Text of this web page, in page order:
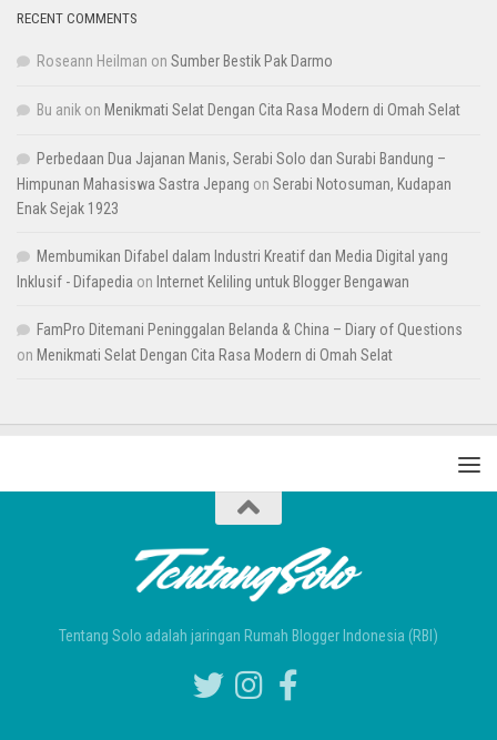
RECENT COMMENTS
Roseann Heilman on Sumber Bestik Pak Darmo
Bu anik on Menikmati Selat Dengan Cita Rasa Modern di Omah Selat
Perbedaan Dua Jajanan Manis, Serabi Solo dan Surabi Bandung –
Himpunan Mahasiswa Sastra Jepang on Serabi Notosuman, Kudapan
Enak Sejak 1923
Membumikan Difabel dalam Industri Kreatif dan Media Digital yang
Inklusif - Difapedia on Internet Keliling untuk Blogger Bengawan
FamPro Ditemani Peninggalan Belanda & China – Diary of Questions
on Menikmati Selat Dengan Cita Rasa Modern di Omah Selat
Tentang Solo adalah jaringan Rumah Blogger Indonesia (RBI)